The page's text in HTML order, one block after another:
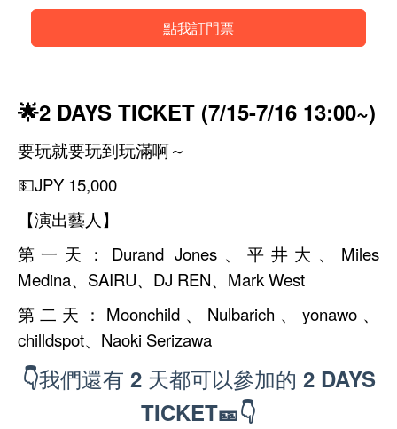
點我訂門票
🌟2 DAYS TICKET (7/15-7/16 13:00~)
要玩就要玩到玩滿啊～
💵JPY 15,000
【演出藝人】
第一天：Durand Jones、平井大、Miles
Medina、SAIRU、DJ REN、Mark West
第二天：Moonchild、Nulbarich、yonawo、
chilldspot、Naoki Serizawa
👇我們還有 2 天都可以參加的 2 DAYS
TICKET🎫👇